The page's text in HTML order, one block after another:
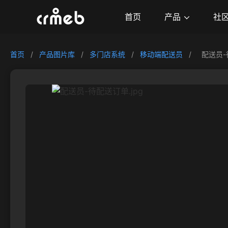
首页 产品 社
首页 / 产品图片库 / 多门店系统 / 移动端配送员 / 配送员-